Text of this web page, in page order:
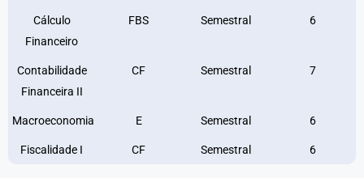
Cálculo
Financeiro
FBS Semestral 6
Contabilidade
Financeira II
CF Semestral 7
Macroeconomia E Semestral 6
Fiscalidade I CF Semestral 6